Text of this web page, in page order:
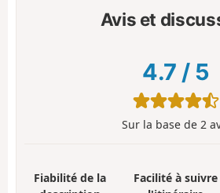
Avis et
4.7 / 5
Sur la base de 2
Fiabilité de la
Facilité à suivre